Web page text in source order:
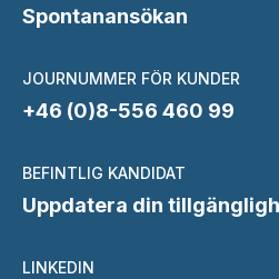
Spontanansökan
JOURNUMMER FÖR KUNDER
+46 (0)8-556 460 99
BEFINTLIG KANDIDAT
Uppdatera din
LINKEDIN